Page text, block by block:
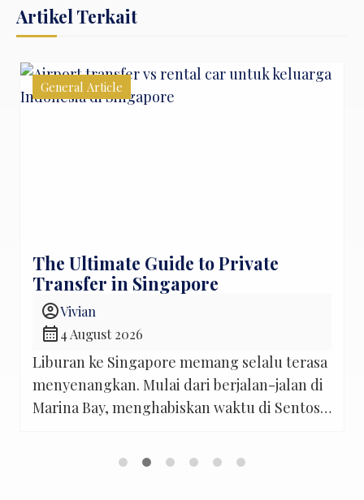
Artikel Terkait
General Article
The Ultimate Guide to Private
Transfer in Singapore
account_circleVivian
calendar_month4 August 2026
Liburan ke Singapore memang selalu terasa
menyenangkan. Mulai dari berjalan-jalan di
Marina Bay, menghabiskan waktu di Sentosa,